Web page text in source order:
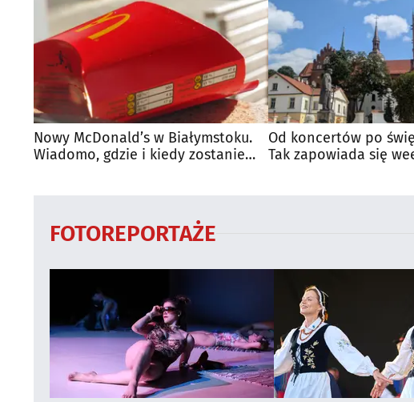
Nowy McDonald’s w Białymstoku.
Wiadomo, gdzie i kiedy zostanie
Od koncertów po
Tak zapowiada się
FOTOREPORTAŻE